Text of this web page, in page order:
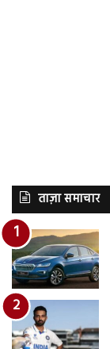
ताज़ा समाचार